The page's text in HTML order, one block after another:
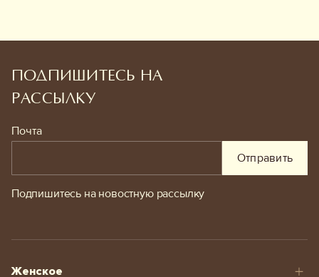
ПОДПИШИТЕСЬ НА
РАССЫЛКУ
Почта
Отправить
Подпишитесь на новостную рассылку
Женское